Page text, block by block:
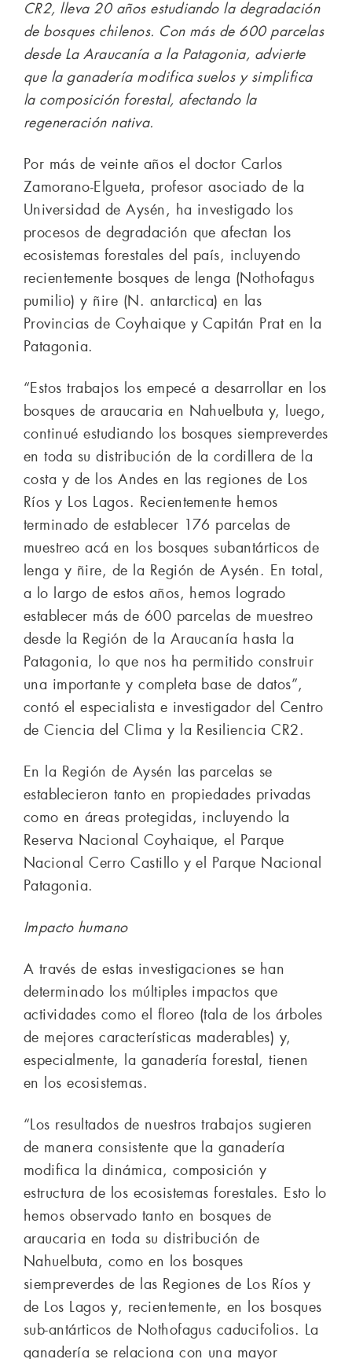
CR2, lleva 20 años estudiando la degradación
de bosques chilenos. Con más de 600 parcelas
desde La Araucanía a la Patagonia, advierte
que la ganadería modifica suelos y simplifica
la composición forestal, afectando la
regeneración nativa.
Por más de veinte años el doctor Carlos
Zamorano-Elgueta, profesor asociado de la
Universidad de Aysén, ha investigado los
procesos de degradación que afectan los
ecosistemas forestales del país, incluyendo
recientemente bosques de lenga (Nothofagus
pumilio) y ñire (N. antarctica) en las
Provincias de Coyhaique y Capitán Prat en la
Patagonia.
“Estos trabajos los empecé a desarrollar en los
bosques de araucaria en Nahuelbuta y, luego,
continué estudiando los bosques siempreverdes
en toda su distribución de la cordillera de la
costa y de los Andes en las regiones de Los
Ríos y Los Lagos. Recientemente hemos
terminado de establecer 176 parcelas de
muestreo acá en los bosques subantárticos de
lenga y ñire, de la Región de Aysén. En total,
a lo largo de estos años, hemos logrado
establecer más de 600 parcelas de muestreo
desde la Región de la Araucanía hasta la
Patagonia, lo que nos ha permitido construir
una importante y completa base de datos”,
contó el especialista e investigador del Centro
de Ciencia del Clima y la Resiliencia CR2.
En la Región de Aysén las parcelas se
establecieron tanto en propiedades privadas
como en áreas protegidas, incluyendo la
Reserva Nacional Coyhaique, el Parque
Nacional Cerro Castillo y el Parque Nacional
Patagonia.
Impacto humano
A través de estas investigaciones se han
determinado los múltiples impactos que
actividades como el floreo (tala de los árboles
de mejores características maderables) y,
especialmente, la ganadería forestal, tienen
en los ecosistemas.
“Los resultados de nuestros trabajos sugieren
de manera consistente que la ganadería
modifica la dinámica, composición y
estructura de los ecosistemas forestales. Esto lo
hemos observado tanto en bosques de
araucaria en toda su distribución de
Nahuelbuta, como en los bosques
siempreverdes de las Regiones de Los Ríos y
de Los Lagos y, recientemente, en los bosques
sub-antárticos de Nothofagus caducifolios. La
ganadería se relaciona con una mayor